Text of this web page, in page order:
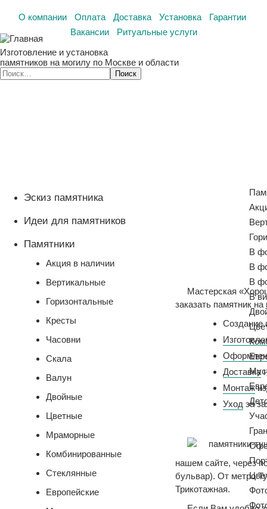
О компании Оплата Доставка Установка
Гарантии
Вакансии
Ритуальные услуги
Изготовление и установка
памятников на могилу по Москве и области
В
В
В
В
Эскиз памятника
Идеи для памятников
Памятники
Акция в наличии
Вертикальные
Горизонтальные
Кресты
Часовни
Скала
Валун
Двойные
Цветные
Мраморные
Комбинированные
Стеклянные
Европейские
Мастерская
заказать памятник
Создание
Доставка
Монтаж
Уход за
нашем сайте, через
бульвар). От метро
Трикотажная.